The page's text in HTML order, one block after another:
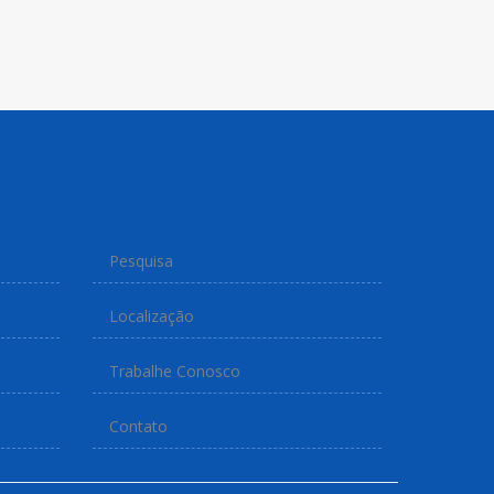
Pesquisa
Localização
Trabalhe Conosco
Contato